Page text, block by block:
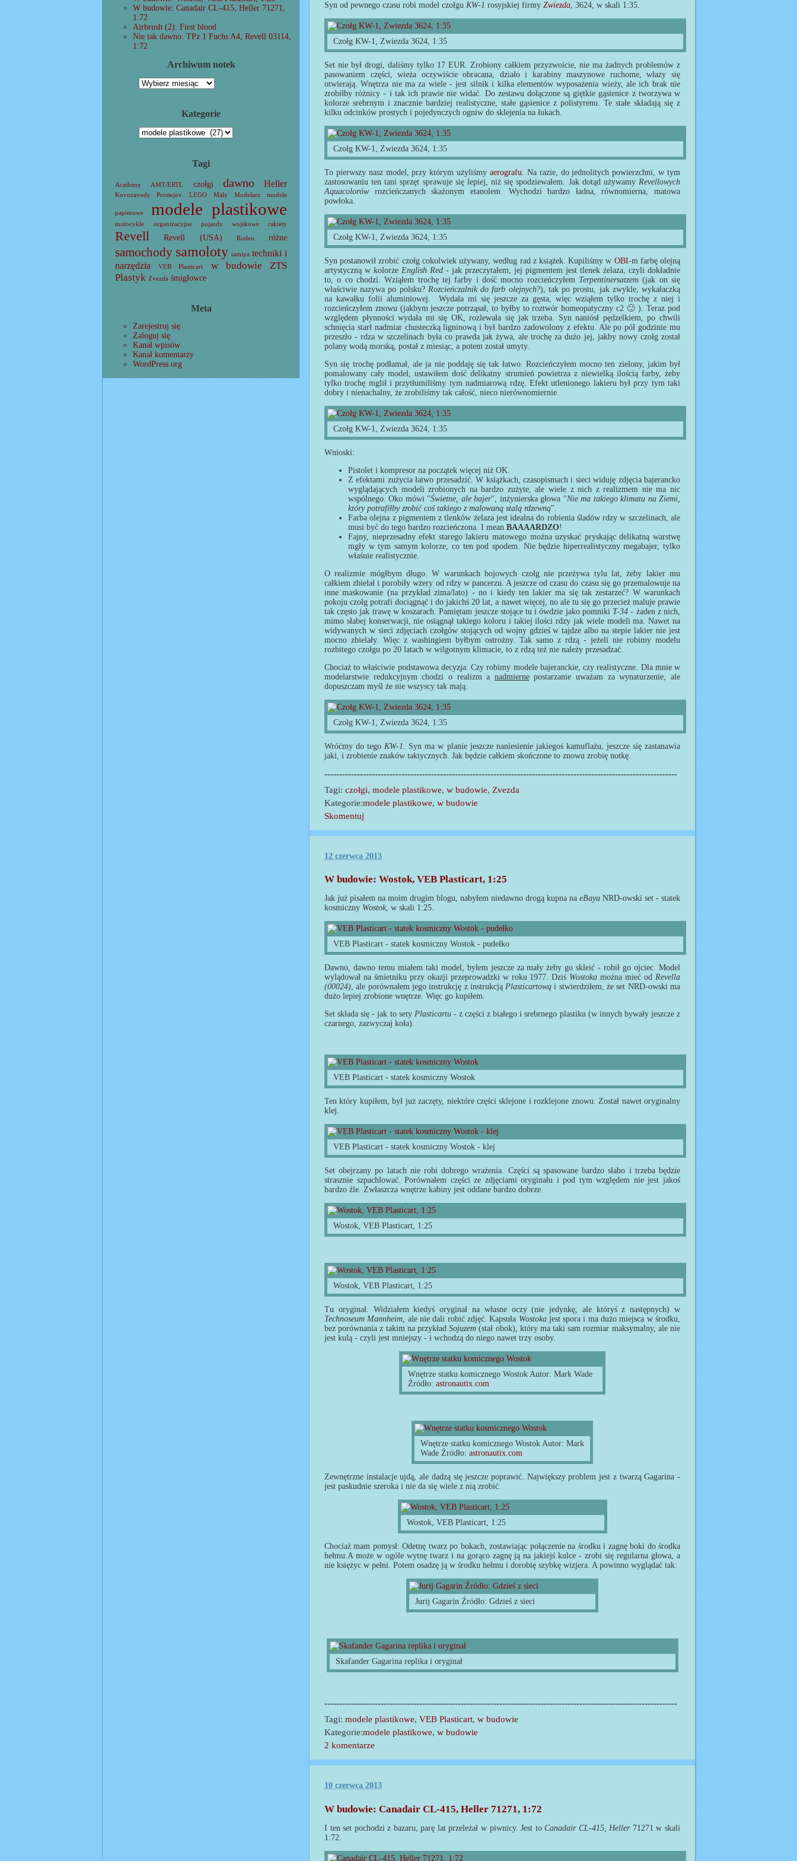
W budowie: Canadair CL-415, Heller 71271,
1:72
Airbrush (2): First blood
Nie tak dawno: TPz 1 Fuchs A4, Revell 03114,
1:72
Archiwum notek
Archiwum
Kategorie
Kategorie
Tagi
Academy AMT/ERTL czołgi dawno Heller
Kovozavody Prostejov LEGO Mały Modelarz modele
papierowe modele plastikowe
motocykle organizacyjne pojazdy wojskowe rakiety
Revell Revell (USA) Roden różne
samochody samoloty tamiya techniki i
narzędzia
VEB Plasticart w budowie
ZTS
Plastyk Zvezda śmigłowce
Meta
Zarejestruj się
Zaloguj się
Kanał wpisów
Kanał komentarzy
WordPress.org
Syn od pewnego czasu robi model czołgu KW-1 rosyjskiej firmy Zwiezda, 3624, w skali 1:35.
Czołg KW-1, Zwiezda 3624, 1:35
Set nie był drogi, daliśmy tylko 17 EUR. Zrobiony całkiem przyzwoicie, nie ma żadnych problemów z
pasowaniem części, wieża oczywiście obracana, działo i karabiny maszynowe ruchome, włazy się
otwierają. Wnętrza nie ma za wiele - jest silnik i kilka elementów wyposażenia wieży, ale ich brak nie
zrobiłby różnicy - i tak ich prawie nie widać. Do zestawu dołączone są giętkie gąsienice z tworzywa w
kolorze srebrnym i znacznie bardziej realistyczne, stałe gąsienice z polistyrenu. Te stałe składają się z
kilku odcinków prostych i pojedynczych ogniw do sklejenia na łukach.
Czołg KW-1, Zwiezda 3624, 1:35
To pierwszy nasz model, przy którym użyliśmy aerografu. Na razie, do jednolitych powierzchni, w tym
zastosowaniu ten tani sprzęt sprawuje się lepiej, niż się spodziewałem. Jak dotąd używamy Revellowych
Aquacolorówrozcieńczanych skażonym etanolem. Wychodzi bardzo ładna, równomierna, matowa
powłoka.
Czołg KW-1, Zwiezda 3624, 1:35
Syn postanowił zrobić czołg cokolwiek używany, według rad z książek. Kupiliśmy w OBI-m farbę olejną
artystyczną w kolorze English Red - jak przeczytałem, jej pigmentem jest tlenek żelaza, czyli dokładnie
to, o co chodzi. Wziąłem trochę tej farby i dość mocno rozcieńczyłem Terpentinersatzem (jak on się
właściwie nazywa po polsku? Rozcieńczalnik do farb olejnych?), tak po prostu, jak zwykle, wykałaczką
na kawałku folii aluminiowej. Wydała mi się jeszcze za gęsta, więc wziąłem tylko trochę z niej i
rozcieńczyłem znowu (jakbym jeszcze potrząsał, to byłby to roztwór homeopatyczny c2 🙂 ). Teraz pod
względem płynności wydała mi się OK, rozlewała się jak trzeba. Syn naniósł pędzelkiem, po chwili
schnięcia starł nadmiar chusteczką ligninową i był bardzo zadowolony z efektu. Ale po pół godzinie mu
przeszło - rdza w szczelinach była co prawda jak żywa, ale trochę za dużo jej, jakby nowy czołg został
polany wodą morską, postał z miesiąc, a potem został umyty.
Syn się trochę podłamał, ale ja nie poddaję się tak łatwo. Rozcieńczyłem mocno ten zielony, jakim był
pomalowany cały model, ustawiłem dość delikatny strumień powietrza z niewielką ilością farby, żeby
tylko trochę mglił i przytłumiliśmy tym nadmiarową rdzę. Efekt utlenionego lakieru był przy tym taki
dobry i nienachalny, że zrobiliśmy tak całość, nieco nierównomiernie.
Czołg KW-1, Zwiezda 3624, 1:35
Wnioski:
Pistolet i kompresor na początek więcej niż OK.
Z efektami zużycia łatwo przesadzić. W książkach, czasopismach i sieci widuję zdjęcia bajerancko
wyglądających modeli zrobionych na bardzo zużyte, ale wiele z nich z realizmem nie ma nic
wspólnego. Oko mówi "Świetne, ale bajer", inżynierska głowa "Nie ma takiego klimatu na Ziemi,
który potrafiłby zrobić coś takiego z malowaną stalą rdzewną".
Farba olejna z pigmentem z tlenków żelaza jest idealna do robienia śladów rdzy w szczelinach, ale
musi być do tego bardzo rozcieńczona. I mean BAAAARDZO!
Fajny, nieprzesadny efekt starego lakieru matowego można uzyskać pryskając delikatną warstwę
mgły w tym samym kolorze, co ten pod spodem. Nie będzie hiperrealistyczny megabajer, tylko
właśnie realistycznie.
O realizmie mógłbym długo. W warunkach bojowych czołg nie przeżywa tylu lat, żeby lakier mu
całkiem zbielał i porobiły wżery od rdzy w pancerzu. A jeszcze od czasu do czasu się go przemalowuje na
inne maskowanie (na przykład zima/lato) - no i kiedy ten lakier ma się tak zestarzeć? W warunkach
pokoju czołg potrafi dociągnąć i do jakichś 20 lat, a nawet więcej, no ale tu się go przecież maluje prawie
tak często jak trawę w koszarach. Pamiętam jeszcze stojące tu i ówdzie jako pomniki T-34 - żaden z nich,
mimo słabej konserwacji, nie osiągnął takiego koloru i takiej ilości rdzy jak wiele modeli ma. Nawet na
widywanych w sieci zdjęciach czołgów stojących od wojny gdzieś w tajdze albo na stepie lakier nie jest
mocno zbielały. Więc z washingiem byłbym ostrożny. Tak samo z rdzą - jeżeli nie robimy modelu
rozbitego czołgu po 20 latach w wilgotnym klimacie, to z rdzą też nie należy przesadzać.
Chociaż to właściwie podstawowa decyzja: Czy robimy modele bajeranckie, czy realistyczne. Dla mnie w
modelarstwie redukcyjnym chodzi o realizm a nadmiernepostarzanie uważam za wynaturzenie, ale
dopuszczam myśl że nie wszyscy tak mają.
Czołg KW-1, Zwiezda 3624, 1:35
Wróćmy do tegoKW-1. Syn ma w planie jeszcze naniesienie jakiegoś kamuflażu, jeszcze się zastanawia
jaki, i zrobienie znaków taktycznych. Jak będzie całkiem skończone to znowu zrobię notkę.
-----------------------------------------------------------------------------------------------------------------------
Tagi: czołgi, modele plastikowe, w budowie, Zvezda
Kategorie:modele plastikowe, w budowie
Skomentuj
12 czerwca 2013
W budowie: Wostok, VEB Plasticart, 1:25
Jak już pisałem na moim drugim blogu, nabyłem niedawno drogą kupna na eBayu NRD-owski set - statek
kosmiczny Wostok, w skali 1:25.
VEB Plasticart - statek kosmiczny Wostok - pudełko
Dawno, dawno temu miałem taki model, byłem jeszcze za mały żeby go skleić - robił go ojciec. Model
wylądował na śmietniku przy okazji przeprowadzki w roku 1977. Dziś Wostoka można mieć odRevella
(00024), ale porównałem jego instrukcję z instrukcjąPlasticartową i stwierdziłem, że set NRD-owski ma
dużo lepiej zrobione wnętrze. Więc go kupiłem.
Set składa się - jak to sety Plasticartu- z części z białego i srebrnego plastiku (w innych bywały jeszcze z
czarnego, zazwyczaj koła).
VEB Plasticart - statek kosmiczny Wostok
Ten który kupiłem, był już zaczęty, niektóre części sklejone i rozklejone znowu. Został nawet oryginalny
klej.
VEB Plasticart - statek kosmiczny Wostok - klej
Set obejrzany po latach nie robi dobrego wrażenia. Części są spasowane bardzo słabo i trzeba będzie
strasznie szpachlować. Porównałem części ze zdjęciami oryginału i pod tym względem nie jest jakoś
bardzo źle. Zwłaszcza wnętrze kabiny jest oddane bardzo dobrze.
Wostok, VEB Plasticart, 1:25
Wostok, VEB Plasticart, 1:25
Tu oryginał. Widziałem kiedyś oryginał na własne oczy (nie jedynkę, ale któryś z następnych) w
Technoseum Mannheim, ale nie dali robić zdjęć. Kapsuła Wostokajest spora i ma dużo miejsca w środku,
bez porównania z takim na przykładSojuzem (stał obok), który ma taki sam rozmiar maksymalny, ale nie
jest kulą - czyli jest mniejszy - i wchodzą do niego nawet trzy osoby.
Wnętrze statku komicznego Wostok Autor: Mark Wade
Źródło: astronautix.com
Wnętrze statku komicznego Wostok Autor: Mark
Wade Źródło: astronautix.com
Zewnętrzne instalacje ujdą, ale dadzą się jeszcze poprawić. Największy problem jest z twarzą Gagarina -
jest paskudnie szeroka i nie da się wiele z nią zrobić.
Wostok, VEB Plasticart, 1:25
Chociaż mam pomysł: Odetnę twarz po bokach, zostawiając połączenie na środku i zagnę boki do środka
hełmu.A może w ogóle wytnę twarz i na gorąco zagnę ją na jakiejś kulce - zrobi się regularna głowa, a
nie księżyc w pełni. Potem osadzę ją w środku hełmu i dorobię szybkę wizjera. A powinno wyglądać tak:
Jurij Gagarin Źródło: Gdzieś z sieci
Skafander Gagarina replika i oryginał
-----------------------------------------------------------------------------------------------------------------------
Tagi: modele plastikowe, VEB Plasticart, w budowie
Kategorie:modele plastikowe, w budowie
2 komentarze
10 czerwca 2013
W budowie: Canadair CL-415, Heller 71271, 1:72
I ten set pochodzi z bazaru, parę lat przeleżał w piwnicy. Jest toCanadair CL-415, Heller71271 w skali
1:72.